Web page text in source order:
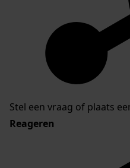
Stel een vraag of plaats
Reageren